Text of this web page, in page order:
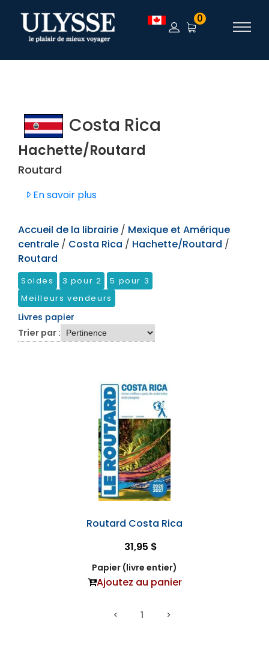
TEST 0
Costa Rica
Hachette/Routard
Routard
En savoir plus
Accueil de la librairie / Mexique et Amérique
centrale / Costa Rica / Hachette/Routard /
Routard
Soldes 3 pour 2
5 pour 3
Meilleurs vendeurs
Livres papier
Trier par :
Routard Costa Rica
31,95 $
Papier (livre entier)
Ajoutez au panier
1